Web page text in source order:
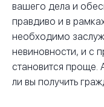
вашего дела и
правдиво и в
необходимо
невиновности, и с
становится проще.
ли вы получить